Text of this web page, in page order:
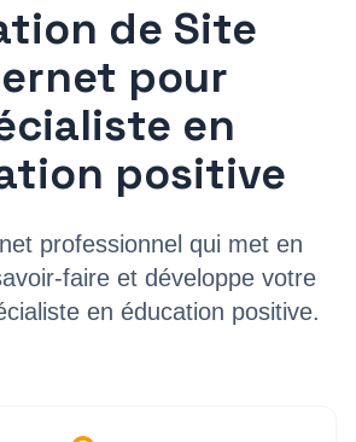
de Site
pour
en
positive
professionnel qui met en
faire et développe votre
en éducation positive.